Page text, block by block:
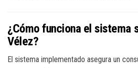
¿Cómo funciona el sistema
Vélez?
El sistema implementado asegura un